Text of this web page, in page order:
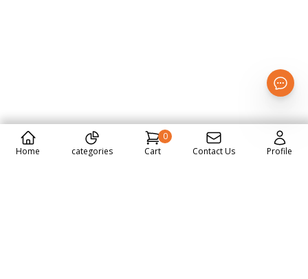
Home categories
0
Cart
Contact Us Profile